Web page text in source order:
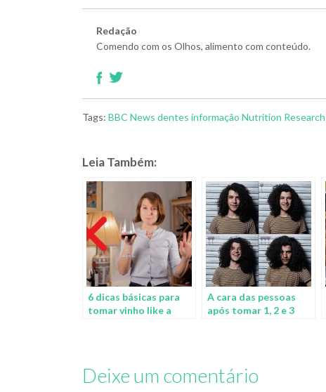
Redação
Comendo com os Olhos, alimento com conteúdo.
Tags: BBC News dentes informação Nutrition Research
Leia Também:
6 dicas básicas para
tomar vinho like a
A cara das pessoas
após tomar 1, 2 e 3
Deixe um comentário